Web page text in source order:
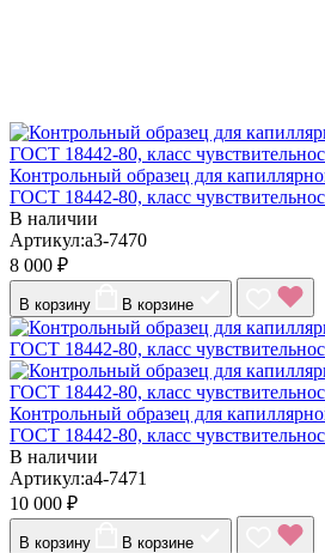
Контрольный образец для
ГОСТ 18442-80, класс
В наличии
Артикул:a3-7470
8 000 ₽
В корзину В корзине
Контрольный образец для
ГОСТ 18442-80, класс
В наличии
Артикул:a4-7471
10 000 ₽
В корзину В корзине